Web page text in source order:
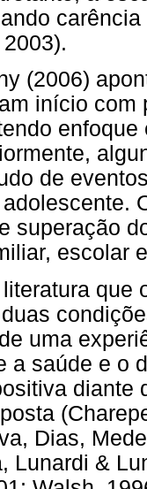
(2006)
início com
de
superação
escolar
que
uma
a saúde e o
diante
Dias,
Lunardi &